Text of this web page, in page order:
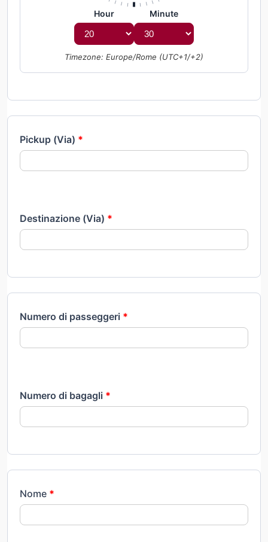
Hour Minute
Timezone: Europe/Rome (UTC+1/+2)
Pickup (Via) *
Destinazione (Via) *
Numero di passeggeri *
Numero di bagagli *
Nome *